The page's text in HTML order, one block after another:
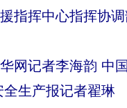
指挥中心指挥协
记者李海韵 中
生产报记者翟琳